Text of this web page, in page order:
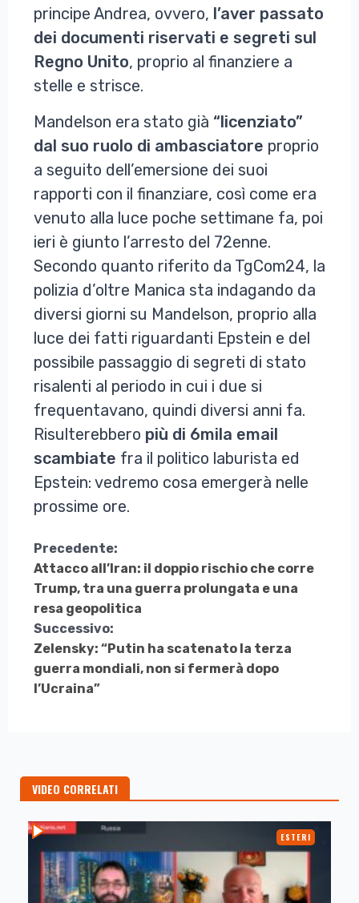
principe Andrea, ovvero, l’aver passato
dei documenti riservati e segreti sul
Regno Unito, proprio al finanziere a
stelle e strisce.
Mandelson era stato già “licenziato”
dal suo ruolo di ambasciatore proprio
a seguito dell’emersione dei suoi
rapporti con il finanziare, così come era
venuto alla luce poche settimane fa, poi
ieri è giunto l’arresto del 72enne.
Secondo quanto riferito da TgCom24, la
polizia d’oltre Manica sta indagando da
diversi giorni su Mandelson, proprio alla
luce dei fatti riguardanti Epstein e del
possibile passaggio di segreti di stato
risalenti al periodo in cui i due si
frequentavano, quindi diversi anni fa.
Risulterebbero più di 6mila email
scambiate fra il politico laburista ed
Epstein: vedremo cosa emergerà nelle
prossime ore.
Continua
a
Leggere
Precedente:
Attacco all’Iran: il doppio rischio che corre
Trump, tra una guerra prolungata e una
resa geopolitica
Successivo:
Zelensky: “Putin ha scatenato la terza
guerra mondiali, non si fermerà dopo
l’Ucraina”
VIDEO CORRELATI
ESTERI